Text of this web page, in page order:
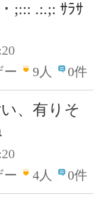
;::: .:.;: ｻﾗｻ
ー
9人 0件
、有りそ
ー
4人 0件